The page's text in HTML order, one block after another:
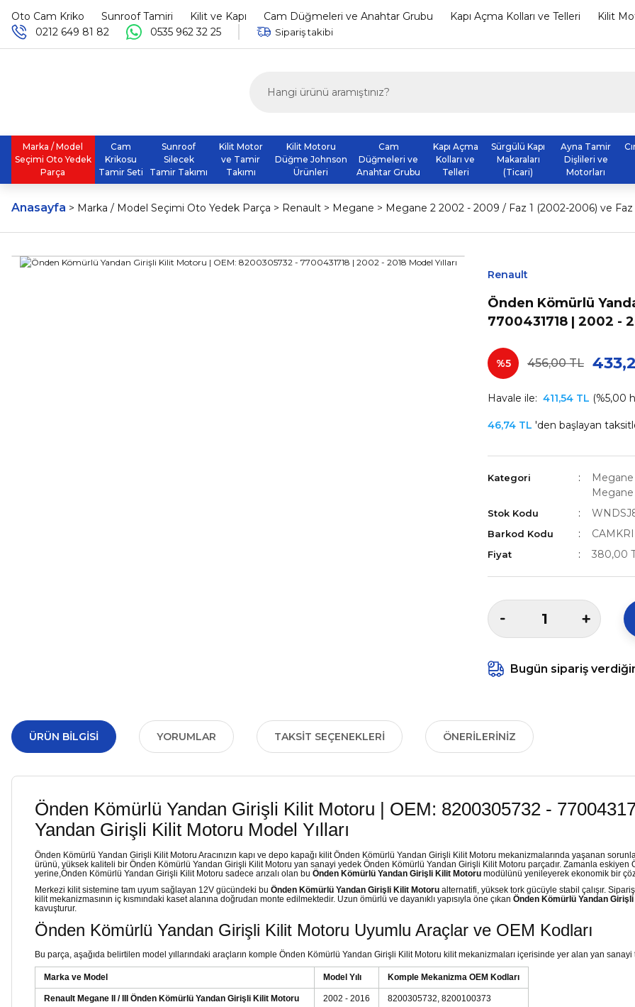
Oto Cam Kriko Sunroof Tamiri Kilit ve Kapı Cam Düğmeleri ve Anahtar Grubu Kapı Açma Kolları ve Telleri Kilit
0212 649 81 82
0535 962 32 25 Sipariş takibi
Marka / Model
Seçimi Oto Yedek
Parça
Cam
Krikosu
Tamir Seti
Sunroof
Silecek
Tamir Takımı
Kilit Motor
ve Tamir
Takımı
Kilit Motoru
Düğme Johnson
Ürünleri
Cam
Düğmeleri ve
Anahtar Grubu
Kapı Açma
Kolları ve
Telleri
Sürgülü Kapı
Makaraları
(Ticari)
Ayna Tamir
Dişlileri ve
Motorları
Anasayfa Marka / Model Seçimi Oto Yedek Parça Renault Megane Megane 2 2002 - 2009 / Faz 1 (2002-2006) ve
Renault
Önden Kömürlü
7700431718 | 2002 -
%5 456,00 TL
Havale ile: 411,54 TL (%5,00
46,74 TL 'den başlayan
Kategori
Stok Kodu
Barkod Kodu
Fiyat 380,00
Bugün sipariş
ÜRÜN BILGISI YORUMLAR TAKSIT SEÇENEKLERI ÖNERILERINIZ
Önden Kömürlü Yandan Girişli Kilit Motoru | OEM: 8200305732 -
Yandan Girişli Kilit Motoru Model Yılları
Önden Kömürlü Yandan Girişli Kilit Motoru Aracınızın kapı ve depo kapağı kilit Önden Kömürlü Yandan Girişli Kilit Motoru mekanizmalarında yaşanan
ürünü, yüksek kaliteli bir Önden Kömürlü Yandan Girişli Kilit Motoru yan sanayi yedek Önden Kömürlü Yandan Girişli Kilit Motoru parçadır. Zamanla
yerine,Önden Kömürlü Yandan Girişli Kilit Motoru sadece arızalı olan bu Önden Kömürlü Yandan Girişli Kilit Motoru modülünü yenileyerek ekonomik bir
Merkezi kilit sistemine tam uyum sağlayan 12V gücündeki bu Önden Kömürlü Yandan Girişli Kilit Motoru alternatifi, yüksek tork gücüyle stabil çalışır.
kilit mekanizmasının iç kısmındaki kaset alanına doğrudan monte edilmektedir. Uzun ömürlü ve dayanıklı yapısıyla öne çıkan Önden Kömürlü Yandan
kavuşturur.
Önden Kömürlü Yandan Girişli Kilit Motoru Uyumlu Araçlar ve OEM Kodları
Bu parça, aşağıda belirtilen model yıllarındaki araçların komple Önden Kömürlü Yandan Girişli Kilit Motoru kilit mekanizmaları içerisinde yer alan yan
Marka ve Model Model Yılı Komple Mekanizma OEM Kodları
Renault Megane II / III Önden Kömürlü Yandan Girişli Kilit Motoru 2002 - 2016 8200305732, 8200100373